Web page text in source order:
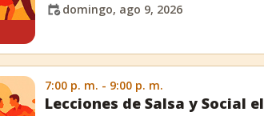
domingo, ago 9, 2026
7:00 p. m. - 9:00 p. m.
Lecciones de Salsa y Social